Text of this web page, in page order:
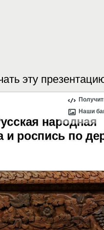
эту
Наши